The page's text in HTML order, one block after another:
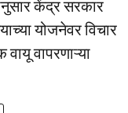
केंद्र सरकार
योजनेवर विचार
वापरणाऱ्या